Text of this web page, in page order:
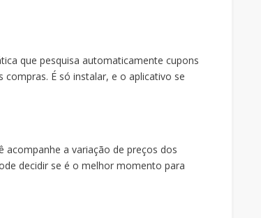
que pesquisa automaticamente cupons
É só instalar, e o aplicativo se
acompanhe a variação de preços dos
decidir se é o melhor momento para